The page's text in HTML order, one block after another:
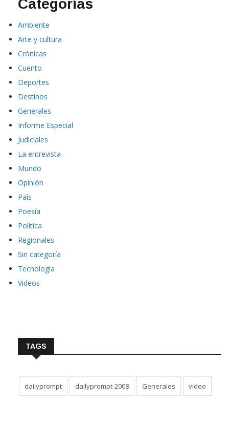
Categorías
Ambiente
Arte y cultura
Crónicas
Cuento
Deportes
Destinos
Generales
Informe Especial
Judiciales
La entrevista
Mundo
Opinión
País
Poesía
Política
Regionales
Sin categoría
Tecnología
Videos
TAGS
dailyprompt dailyprompt-2008 Generales video